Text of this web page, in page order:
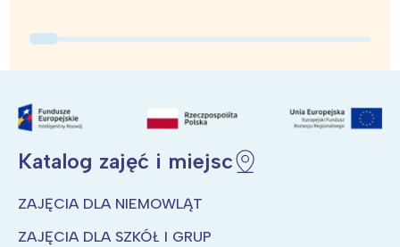
Katalog zajęć i miejsc
ZAJĘCIA DLA NIEMOWLĄT
ZAJĘCIA DLA SZKÓŁ I GRUP
Warszawa
Poznań
Wrocław
Śląsk
Północ
Wszystkie
Wybieram